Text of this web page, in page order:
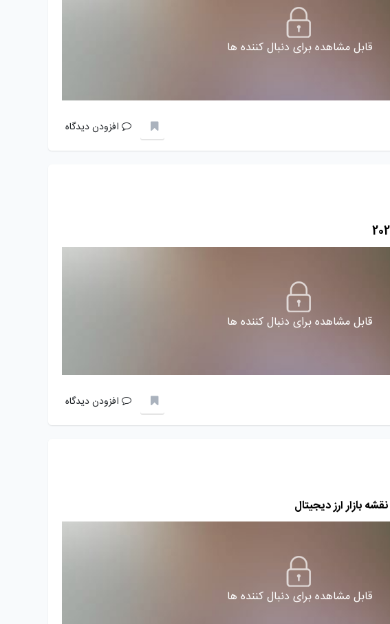
قابل مشاهده برای دنبال کننده ها
افزودن دیدگاه
قابل مشاهده برای دنبال کننده ها
افزودن دیدگاه
قابل مشاهده برای دنبال کننده ها